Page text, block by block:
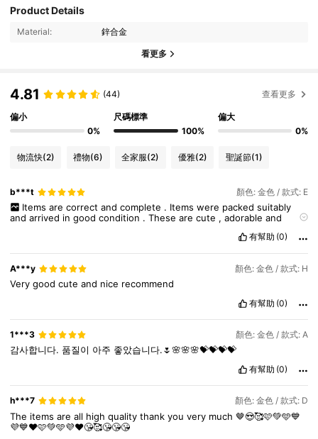
Product Details
Material: 鋅合金
看更多
4.81 (44) 查看更多
偏小
0%
尺碼標準
100%
偏大
0%
物流快(2) 禮物(6) 全家服(2) 優雅(2) 聖誕節(1)
b***t 顏色: 金色 / 款式: E
Items are correct and complete . Items were packed suitably
andarrived ingoodcondition .Thesearecute ,adorableand
有幫助 (0)
A***y 顏色: 金色 / 款式: H
Verygoodcuteand nice recommend
有幫助 (0)
1***3 顏色: 金色 / 款式: A
감사합니다. 품질이 아주 좋았습니다.🌷🌸🌸🌸💝💝💝💝
有幫助 (0)
h***7 顏色: 金色 / 款式: D
The itemsareall highqualitythankyouvery much🤎😍🥰🩷💚🩵💙
💜💙❤️🩷💚🩵💜❤️😘🥰😘😘😘
4.58
4.58 128 追蹤者